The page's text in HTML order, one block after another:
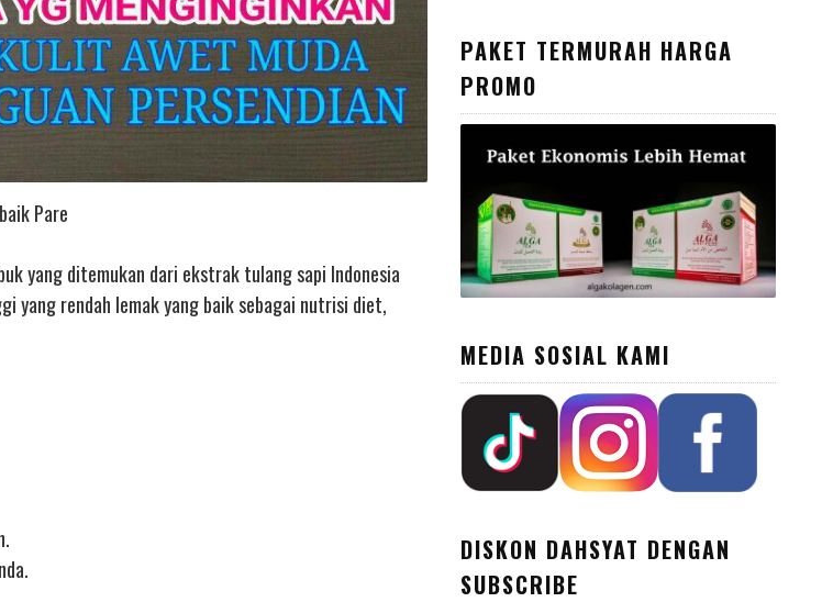
Pare
yang ditemukan dari ekstrak tulang sapi Indonesia
yang rendah lemak yang baik sebagai nutrisi diet,
PAKET TERMURAH HARGA
PROMO
MEDIA SOSIAL KAMI
DISKON DAHSYAT DENGAN
SUBSCRIBE